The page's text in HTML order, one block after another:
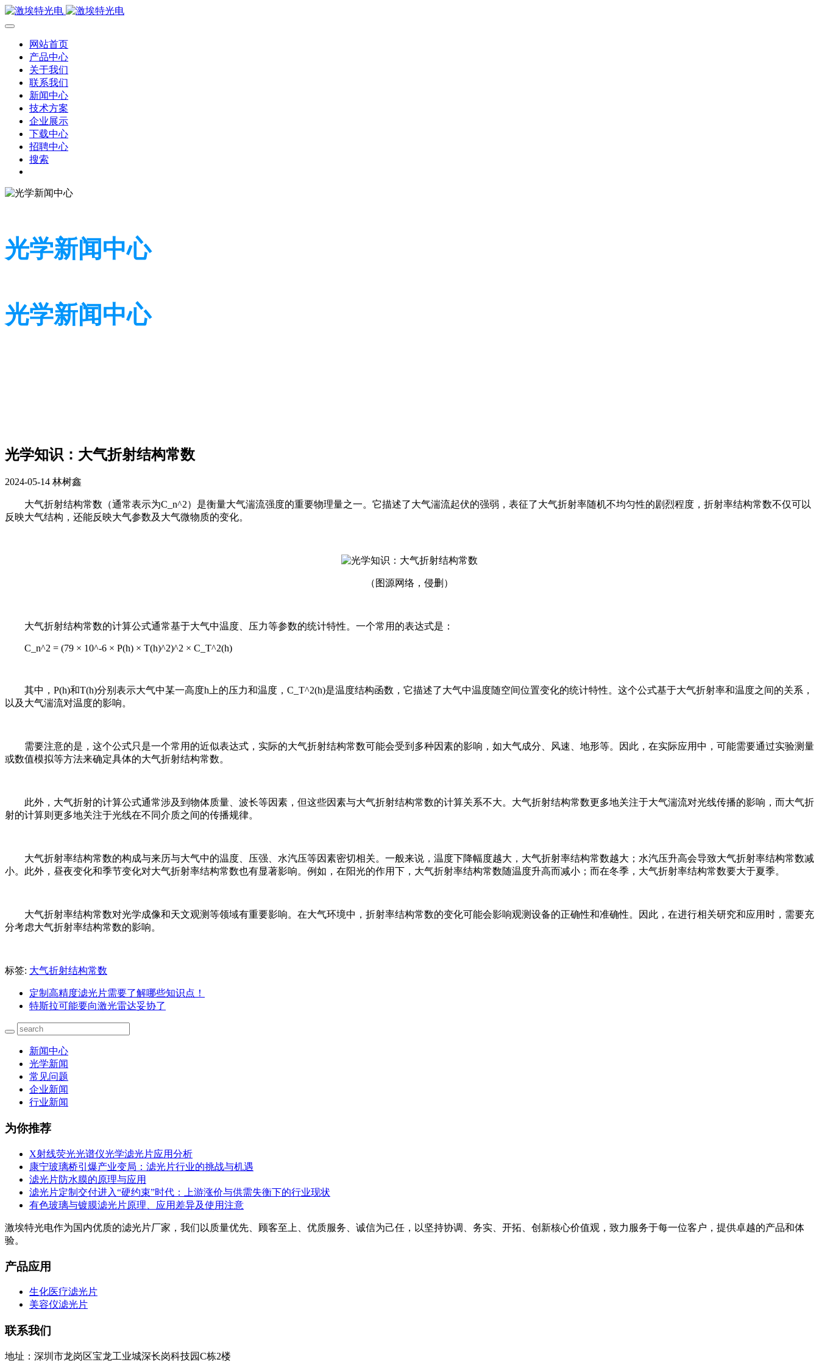
网站首页
产品中心
关于我们
联系我们
新闻中心
技术方案
企业展示
下载中心
招聘中心
搜索
光学新闻中心
光学新闻中心
光学知识：大气折射结构常数
2024-05-14 林树鑫
大气折射结构常数（通常表示为C_n^2）是衡量大气湍流强度的重要物理量之一。 它描述了大气湍流起伏的强弱，表征了大气折射率随机不均匀性的剧烈程度，折射率结构常数不仅可以
反映大气结构，还能反映大气参数及大气微物质的变化。
（图源网络，侵删）
大气折射结构常数的计算公式通常基于大气中温度、压力等参数的统计特性。一个常用的表达式是：
C_n^2 = (79 × 10^-6 × P(h) × T(h)^2)^2 × C_T^2(h)
其中，P(h)和T(h)分别表示大气中某一高度h上的压力和温度，C_T^2(h)是温度结构函数，它描述了大气中温度随空间位置变化的统计特性。这个公式基于大气折射率和温度之间的关系，
以及大气湍流对温度的影响。
需要注意的是，这个公式只是一个常用的近似表达式，实际的大气折射结构常数可能会受到多种因素的影响，如大气成分、风速、地形等。因此，在实际应用中，可能需要通过实验测量
或数值模拟等方法来确定具体的大气折射结构常数。
此外，大气折射的计算公式通常涉及到物体质量、波长等因素，但这些因素与大气折射结构常数的计算关系不大。大气折射结构常数更多地关注于大气湍流对光线传播的影响，而大气折
射的计算则更多地关注于光线在不同介质之间的传播规律。
大气折射率结构常数的构成与来历与大气中的温度、压强、水汽压等因素密切相关。一般来说，温度下降幅度越大，大气折射率结构常数越大；水汽压升高会导致大气折射率结构常数减
小。此外，昼夜变化和季节变化对大气折射率结构常数也有显著影响。例如，在阳光的作用下，大气折射率结构常数随温度升高而减小；而在冬季，大气折射率结构常数要大于夏季。
大气折射率结构常数对光学成像和天文观测等领域有重要影响。在大气环境中，折射率结构常数的变化可能会影响观测设备的正确性和准确性。因此，在进行相关研究和应用时，需要充
分考虑大气折射率结构常数的影响。
标签: 大气折射结构常数
定制高精度滤光片需要了解哪些知识点！
特斯拉可能要向激光雷达妥协了
新闻中心
光学新闻
常见问题
企业新闻
行业新闻
为你推荐
X射线荧光光谱仪光学滤光片应用分析
康宁玻璃桥引爆产业变局：滤光片行业的挑战与机遇
滤光片防水膜的原理与应用
滤光片定制交付进入“硬约束”时代：上游涨价与供需失衡下的行业现状
有色玻璃与镀膜滤光片原理、应用差异及使用注意
激埃特光电作为国内优质的滤光片厂家，我们以质量优先、顾客至上、优质服务、诚信为己任，以坚持协调、务实、开拓、创新核心价值观，致力服务于每一位客户，提供卓越的产品和体
验。
产品应用
生化医疗滤光片
美容仪滤光片
联系我们
地址：深圳市龙岗区宝龙工业城深长岗科技园C栋2楼